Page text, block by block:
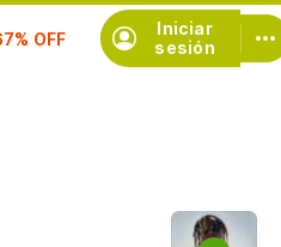
Iniciar
sesión
de